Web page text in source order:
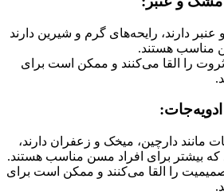
دارند، رایحه‌های گرم و شیرین دارند
مناسب هستند.
را القا می‌کنند و ممکن است برای
مانند دارچین، میخک و زعفران دارند،
که بیشتر برای افراد مسن مناسب هستند.
را القا می‌کنند و ممکن است برای